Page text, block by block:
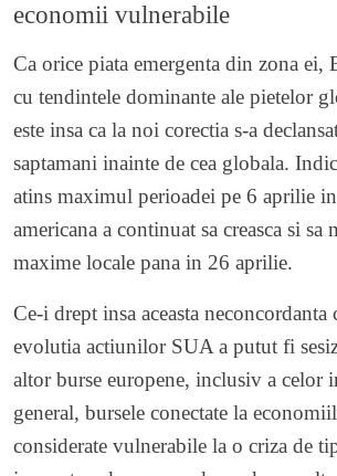
economii vulnerabile
Ca orice piata emergenta din zona ei,
cu tendintele dominante ale pietelor
este insa ca la noi corectia s-a
saptamani inainte de cea globala.
atins maximul perioadei pe 6 aprilie
americana a continuat sa creasca si sa
maxime locale pana in 26 aprilie.
Ce-i drept insa aceasta neconcordanta
evolutia actiunilor SUA a putut fi
altor burse europene, inclusiv a celor
general, bursele conectate la
considerate vulnerabile la o criza de